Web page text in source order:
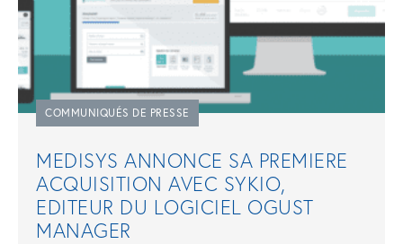
COMMUNIQUÉS DE PRESSE
MEDISYS ANNONCE SA PREMIERE
ACQUISITION AVEC SYKIO,
EDITEUR DU LOGICIEL OGUST
MANAGER